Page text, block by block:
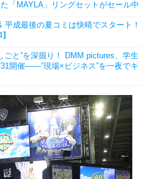
「MAYLA」リングセットがセール中
平成最後の夏コミは快晴でスタート！
ごと”を深掘り！ DMM pictures、学生
開催――“現場×ビジネス”を一夜でキ